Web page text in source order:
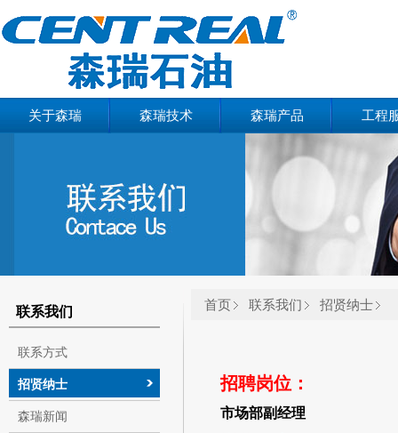
关于森瑞 森瑞技术 森瑞产品 工程
联系我们
联系方式
招贤纳士
森瑞新闻
首页 联系我们 招贤纳士
招聘岗位：
市场部副经理